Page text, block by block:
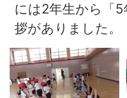
には2年生から「
拶がありました。